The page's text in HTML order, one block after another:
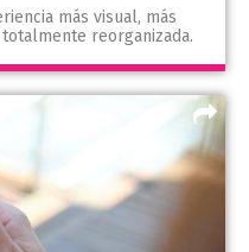
más visual, más
reorganizada.